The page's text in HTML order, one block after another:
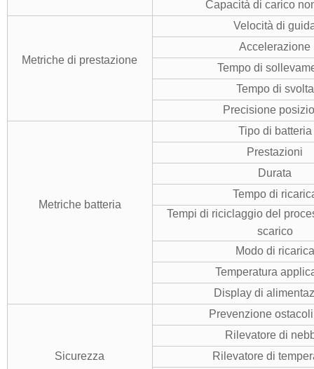
Capacità di carico
Metriche di prestazione
Velocità di
Accelerazione
Tempo di
Tempo di svolta
Precisione
Metriche batteria
Tipo di batteria
Prestazioni
Durata
Tempo di
Tempi di riciclaggio del
scarico
Modo di ricarica
Temperatura
Display di
Sicurezza
Prevenzione
Rilevatore di
Rilevatore di